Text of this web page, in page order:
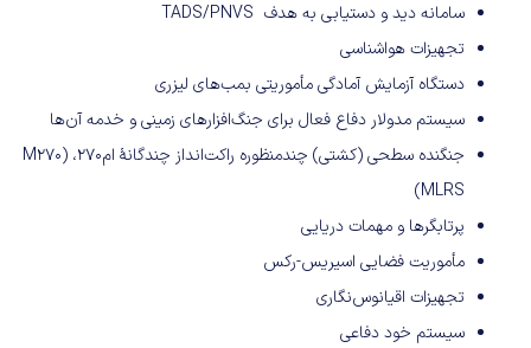
سامانه دید و دستیابی به هدف TADS/PNVS
تجهیزات هواشناسی
دستگاه آزمایش آمادگی مأموریتی بمب‌های لیزری
سیستم مدولار دفاع فعال برای جنگ‌افزارهای زمینی و خدمه آن‌ها
جنگنده سطحی (کشتی) چندمنظوره راکت‌انداز چندگانهٔ ام۲۷۰، (M270
MLRS)
پرتابگرها و مهمات دریایی
مأموریت فضایی اسیریس-رکس
تجهیزات اقیانوس‌نگاری
سیستم خود دفاعی